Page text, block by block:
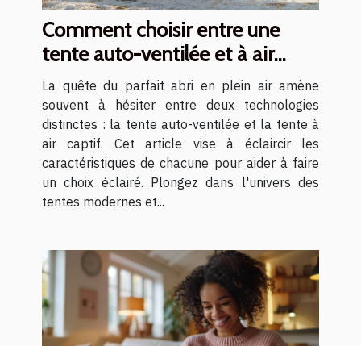
Comment choisir entre une
tente auto-ventilée et à air
captif
La quête du parfait abri en plein air amène
souvent à hésiter entre deux technologies
distinctes : la tente auto-ventilée et la tente à
air captif. Cet article vise à éclaircir les
caractéristiques de chacune pour aider à faire
un choix éclairé. Plongez dans l'univers des
tentes modernes et...